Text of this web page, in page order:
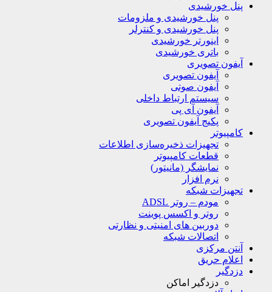
پنل خورشیدی
پنل خورشیدی و ملزومات
پنل خورشیدی و کنترلر
اینورتر خورشیدی
باتری خورشیدی
آیفون تصویری
آیفون تصویری
آیفون صوتی
سیستم ارتباط داخلی
آیفون آی پی
پکیج آیفون تصویری
کامپیوتر
تجهیزات ذخیره‌سازی اطلاعات
قطعات کامپیوتر
نمایشگر (مانیتور)
نرم افزار
تجهیزات شبکه
مودم – روتر ADSL
روتر و اکسس پوینت
دوربین های امنیتی و نظارتی
اتصالات شبکه
آنتن مرکزی
اعلام حریق
دزدگیر
دزدگیر اماکن